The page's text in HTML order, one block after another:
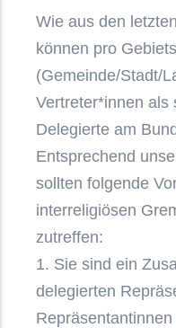
Wie aus den
können pro
(Gemeinde/Stadt/
Vertreter*innen als
Delegierte am
Entsprechend
sollten folgende
interreligiösen
zutreffen:
1. Sie sind ein
delegierten